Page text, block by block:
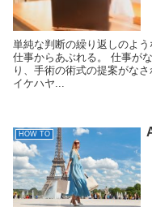
単純な判断の繰り返しのよ
仕事からあぶれる。 仕事が
り、手術の術式の提案がな
イケハヤ...
HOW TO